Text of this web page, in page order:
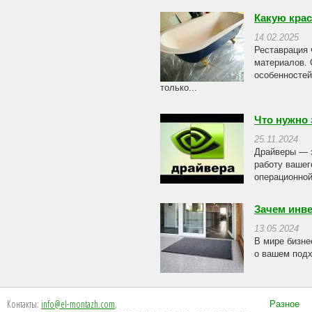
Какую
14.02.2025
материалов.
только...
Что нужно
25.11.2024
Драйверы —
работу
Зачем
13.05.2024
В мире
о вашем
Контакты: info@el-montazh.com,
Разное